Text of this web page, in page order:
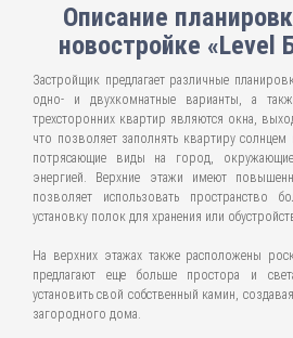
Описание
новостройке «Level
Застройщик предлагает различные
одно- и двухкомнатные варианты, а
трехсторонних квартир являются окна,
что позволяет заполнять квартиру
потрясающие виды на город,
энергией. Верхние этажи имеют
позволяет использовать пространство
установку полок для хранения или
На верхних этажах также расположены
предлагают еще больше простора и
установить свой собственный камин,
загородного дома.